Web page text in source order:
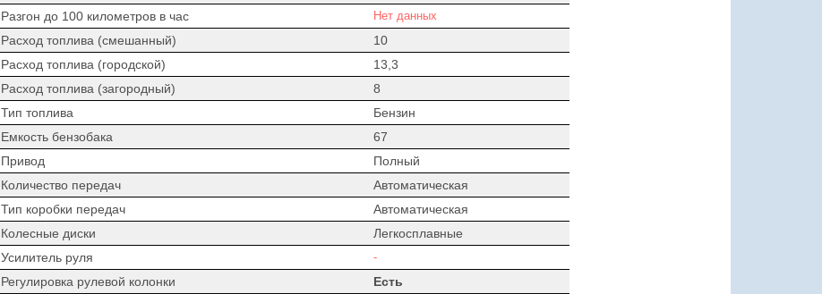
Разгон до 100 километров в час
Нет данных
Расход топлива (смешанный)
10
Расход топлива (городской)
13,3
Расход топлива (загородный)
8
Тип топлива
Бензин
Емкость бензобака
67
Привод
Полный
Количество передач
Автоматическая
Тип коробки передач
Автоматическая
Колесные диски
Легкосплавные
Усилитель руля
-
Регулировка рулевой колонки Есть